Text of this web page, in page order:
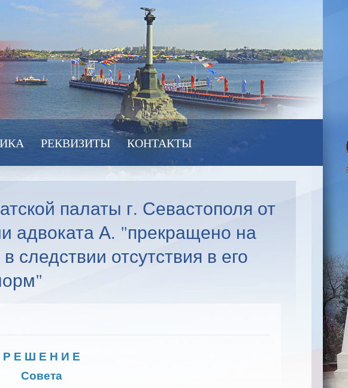
РЕКВИЗИТЫ КОНТАКТЫ
палаты г. Севастополя от
адвоката А. "прекращено на
следствии отсутствия в его
Р Е Ш Е Н И Е
Совета